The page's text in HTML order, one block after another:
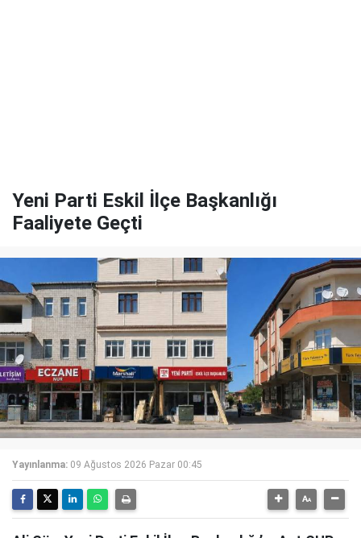
Yeni Parti Eskil İlçe Başkanlığı
Faaliyete Geçti
Yayınlanma: 09 Ağustos 2026 Pazar 00:45